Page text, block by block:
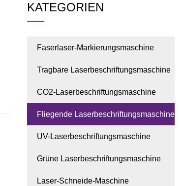
KATEGORIEN
Faserlaser-Markierungsmaschine
Tragbare Laserbeschriftungsmaschine
CO2-Laserbeschriftungsmaschine
Fliegende Laserbeschriftungsmaschine
UV-Laserbeschriftungsmaschine
Grüne Laserbeschriftungsmaschine
Laser-Schneide-Maschine